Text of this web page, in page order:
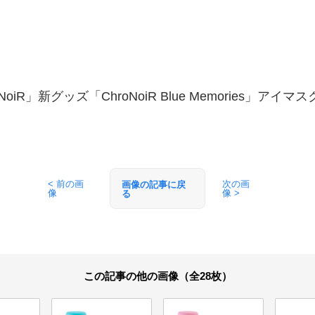
」新グッズ「ChroNoiR Blue Memories」アイマス
< 前の画
像
画像の記事に戻
る
次の画
像 >
この記事の他の画像（全28枚）